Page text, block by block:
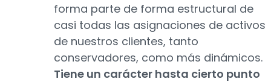
forma parte de forma estructural de
casi todas las asignaciones de activos
de nuestros clientes, tanto
conservadores, como más dinámicos.
Tiene un carácter hasta cierto punto